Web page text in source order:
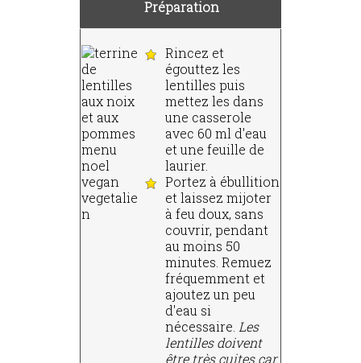
Préparation
Rincez et
égouttez les
lentilles puis
mettez les dans
une casserole
avec 60 ml d'eau
et une feuille de
laurier.
Portez à ébullition
et laissez mijoter
à feu doux, sans
couvrir, pendant
au moins 50
minutes. Remuez
fréquemment et
ajoutez un peu
d'eau si
nécessaire. Les
lentilles doivent
être très cuites car